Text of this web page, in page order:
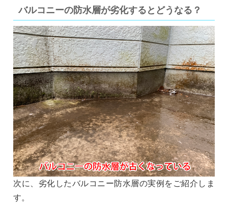
バルコニーの防水層が劣化するとどうなる？
次に、劣化したバルコニー防水層の実例をご紹介しま
す。